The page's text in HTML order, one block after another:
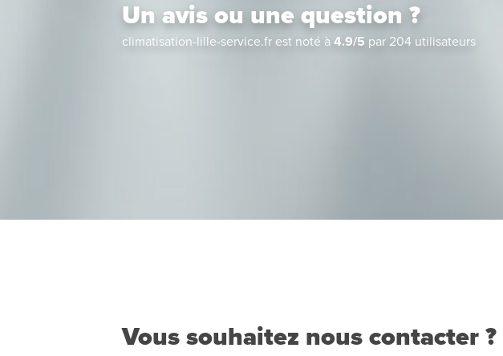
Un avis ou une question ?
climatisation-lille-service.fr est noté à 4.9/5 par 204 utilisateurs
Vous souhaitez nous contacter ?